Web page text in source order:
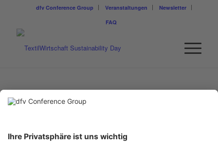
dfv Conference Group Veranstaltungen
Newsletter
FAQ
Rechtsanwalt und Fachanwalt für gewerblichen Rechtschutz